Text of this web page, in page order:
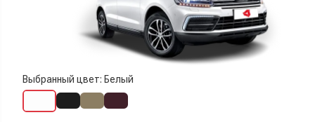
Выбранный цвет: Белый